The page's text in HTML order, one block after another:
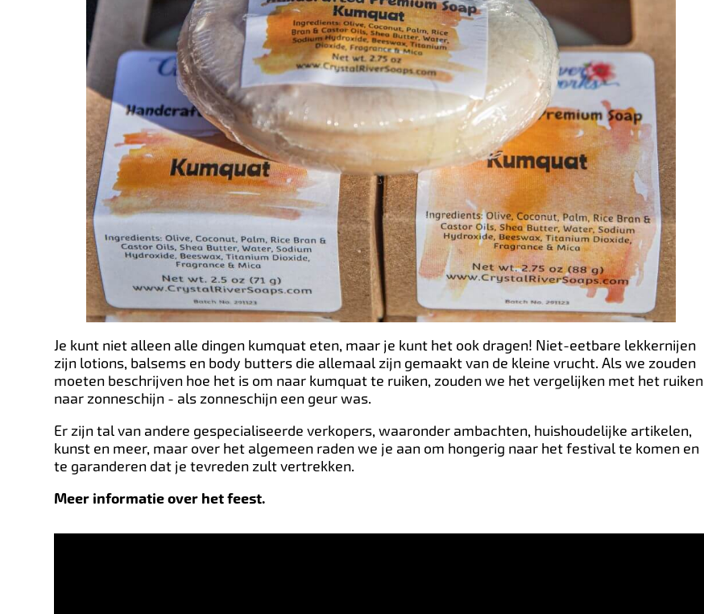
Je kunt niet alleen alle dingen kumquat eten, maar je kunt het ook dragen! Niet-eetbare lekkernijen
zijn lotions, balsems en body butters die allemaal zijn gemaakt van de kleine vrucht. Als we zouden
moeten beschrijven hoe het is om naar kumquat te ruiken, zouden we het vergelijken met het ruiken
naar zonneschijn - als zonneschijn een geur was.
Er zijn tal van andere gespecialiseerde verkopers, waaronder ambachten, huishoudelijke artikelen,
kunst en meer, maar over het algemeen raden we je aan om hongerig naar het festival te komen en
te garanderen dat je tevreden zult vertrekken.
Meer informatie over het feest.